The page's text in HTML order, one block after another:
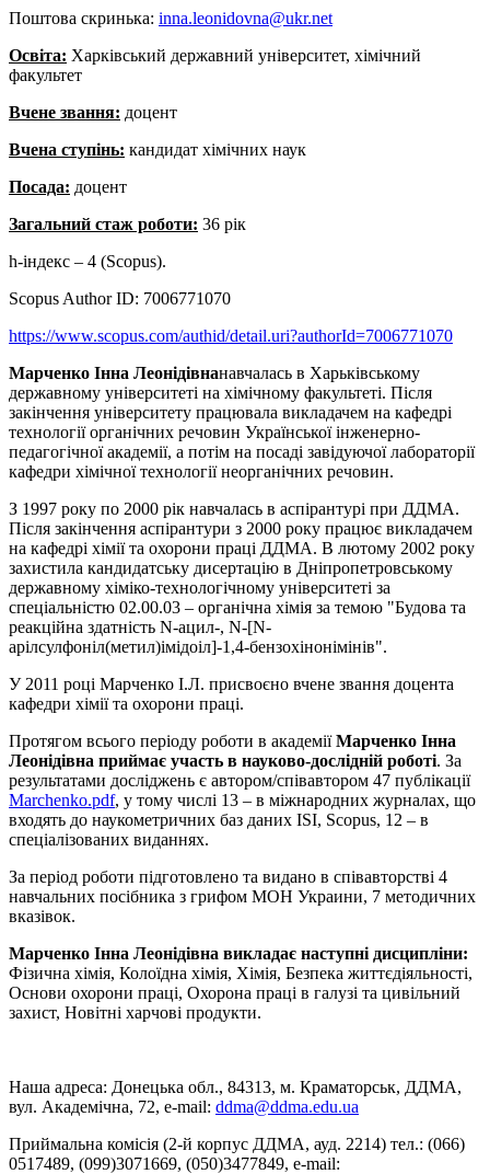
Поштова скринька: inna.leonidovna@ukr.net
Освіта: Харківський державний університет, хімічний
факультет
Вчене звання: доцент
Вчена ступінь: кандидат хімічних наук
Посада: доцент
Загальний стаж роботи: 36 рік
h-індекс – 4 (Scopus).
Scopus Author ID: 7006771070
https://www.scopus.com/authid/detail.uri?authorId=7006771070
Марченко Інна Леонідівнанавчалась в Харьківському
державному університеті на хімічному факультеті. Після
закінчення університету працювала викладачем на кафедрі
технології органічних речовин Української інженерно-
педагогічної академії, а потім на посаді завідуючої лабораторії
кафедри хімічної технології неорганічних речовин.
З 1997 року по 2000 рік навчалась в аспірантурі при ДДМА.
Після закінчення аспірантури з 2000 року працює викладачем
на кафедрі хімії та охорони праці ДДМА. В лютому 2002 року
захистила кандидатську дисертацію в Дніпропетровському
державному хіміко-технологічному університеті за
спеціальністю 02.00.03 – органічна хімія за темою "Будова та
реакційна здатність N-ацил-, N-[N-
арілсулфоніл(метил)імідоіл]-1,4-бензохінонімінів".
У 2011 році Марченко І.Л. присвоєно вчене звання доцента
кафедри хімії та охорони праці.
Протягом всього періоду роботи в академіїМарченко Інна
Леонідівна приймає участь в науково-дослідній роботі. За
результатами досліджень є автором/співавтором 47 публікації
Marchenko.pdf, у тому числі 13 – в міжнародних журналах, що
входять до наукометричних баз даних ISI, Scopus, 12 – в
спеціалізованих виданнях.
За період роботи підготовлено та видано в співавторстві 4
навчальних посібника з грифом МОН Украини, 7 методичних
вказівок.
Марченко Інна Леонідівна викладає наступні дисципліни:
Фізична хімія, Колоїдна хімія, Хімія, Безпека життєдіяльності,
Основи охорони праці, Охорона праці в галузі та цивільний
захист, Новітні харчові продукти.
Наша адреса: Донецька обл., 84313, м. Краматорськ, ДДМА,
вул. Академічна, 72, е-mail: ddma@ddma.edu.ua
Приймальна комісія (2-й корпус ДДМА, ауд. 2214) тел.: (066)
0517489, (099)3071669, (050)3477849, e-mail: